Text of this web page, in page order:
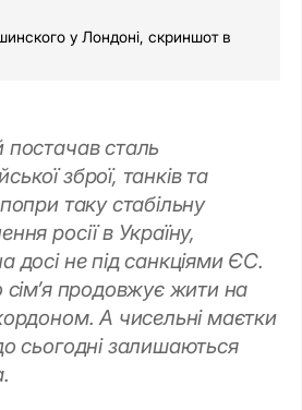
у Лондоні, скриншот в
постачав сталь
зброї, танків та
таку стабільну
росії в Україну,
досі не під санкціями ЄС.
сім’я продовжує жити на
А чисельні маєтки
сьогодні залишаються